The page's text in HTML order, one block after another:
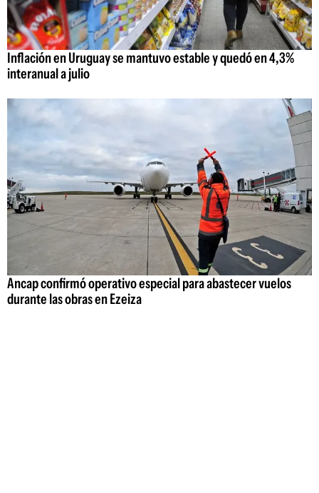
Inflación en Uruguay se mantuvo estable y quedó en 4,3%
interanual a julio
Ancap confirmó operativo especial para abastecer vuelos
durante las obras en Ezeiza